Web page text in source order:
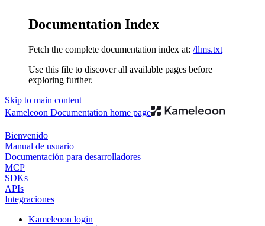
Documentation Index
Fetch the complete documentation index at: /llms.txt
Use this file to discover all available pages before
exploring further.
Skip to main content
Kameleoon Documentation home page
Bienvenido
Manual de usuario
Documentación para desarrolladores
MCP
SDKs
APIs
Integraciones
Kameleoon login